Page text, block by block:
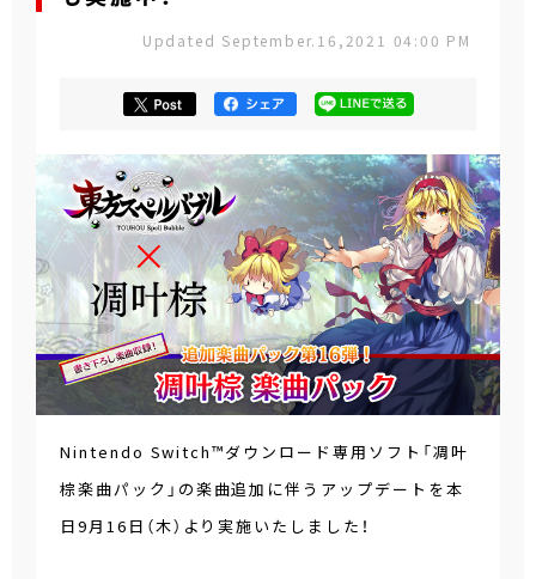
Updated September.16,2021 04:00 PM
Nintendo Switch™ダウンロード専用ソフト「凋叶
棕楽曲パック」の楽曲追加に伴うアップデートを本
日9月16日（木）より実施いたしました！